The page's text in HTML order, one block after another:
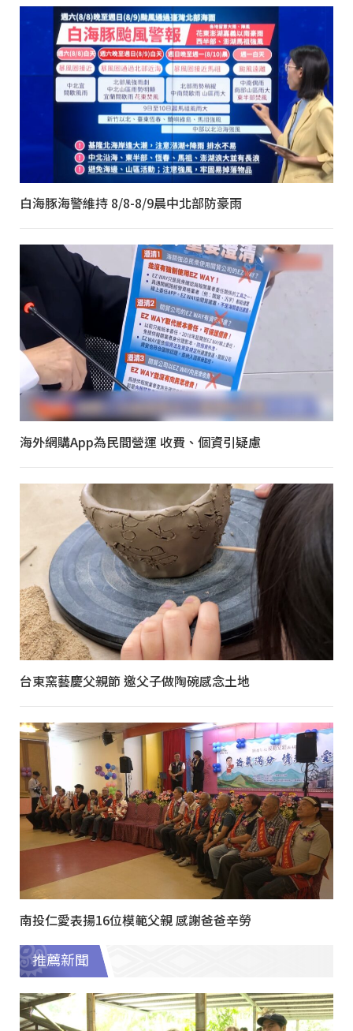
白海豚海警維持 8/8-8/9晨中北部防豪雨
海外網購App為民間營運 收費、個資引疑慮
台東窯藝慶父親節 邀父子做陶碗感念土地
南投仁愛表揚16位模範父親 感謝爸爸辛勞
推薦新聞